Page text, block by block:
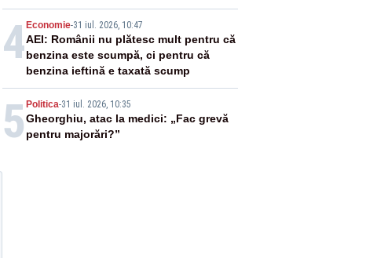
lucrurile bune”
4 Economie-31 iul. 2026, 10:47
AEI: Românii nu plătesc mult pentru că
benzina este scumpă, ci pentru că
benzina ieftină e taxată scump
5 Politica-31 iul. 2026, 10:35
Gheorghiu, atac la medici: „Fac grevă
pentru majorări?”